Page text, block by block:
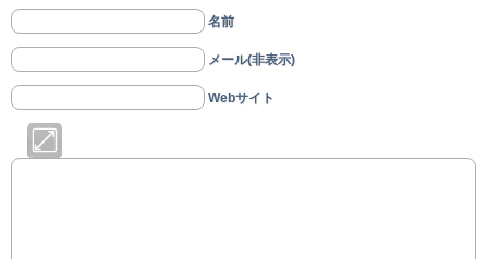
名前
メール(非表示)
Webサイト